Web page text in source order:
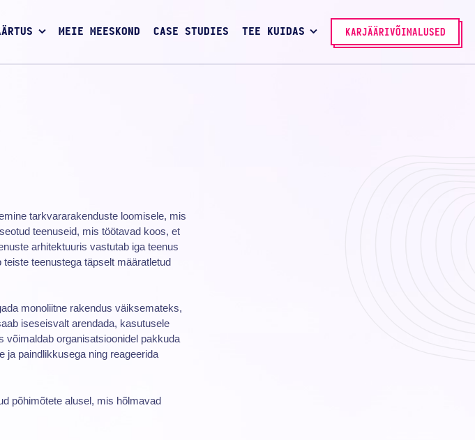
MEIE MEESKOND CASE STUDIES TEE KUIDAS KARJÄÄRIVÕIMALUSED
tarkvararakenduste loomisele, mis
teenuseid, mis töötavad koos, et
arhitektuuris vastutab iga teenus
teenustega täpselt määratletud
monoliitne rakendus väiksemateks,
iseseisvalt arendada, kasutusele
võimaldab organisatsioonidel pakkuda
ja paindlikkusega ning reageerida
põhimõtete alusel, mis hõlmavad